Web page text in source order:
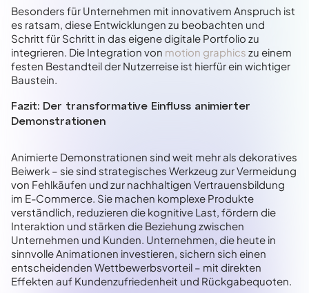
Besonders für Unternehmen mit innovativem Anspruch ist
es ratsam, diese Entwicklungen zu beobachten und
Schritt für Schritt in das eigene digitale Portfolio zu
integrieren. Die Integration von motion graphics zu einem
festen Bestandteil der Nutzerreise ist hierfür ein wichtiger
Baustein.
Fazit: Der transformative Einfluss animierter
Demonstrationen
Animierte Demonstrationen sind weit mehr als dekoratives
Beiwerk – sie sind strategisches Werkzeug zur Vermeidung
von Fehlkäufen und zur nachhaltigen Vertrauensbildung
im E-Commerce. Sie machen komplexe Produkte
verständlich, reduzieren die kognitive Last, fördern die
Interaktion und stärken die Beziehung zwischen
Unternehmen und Kunden. Unternehmen, die heute in
sinnvolle Animationen investieren, sichern sich einen
entscheidenden Wettbewerbsvorteil – mit direkten
Effekten auf Kundenzufriedenheit und Rückgabequoten.